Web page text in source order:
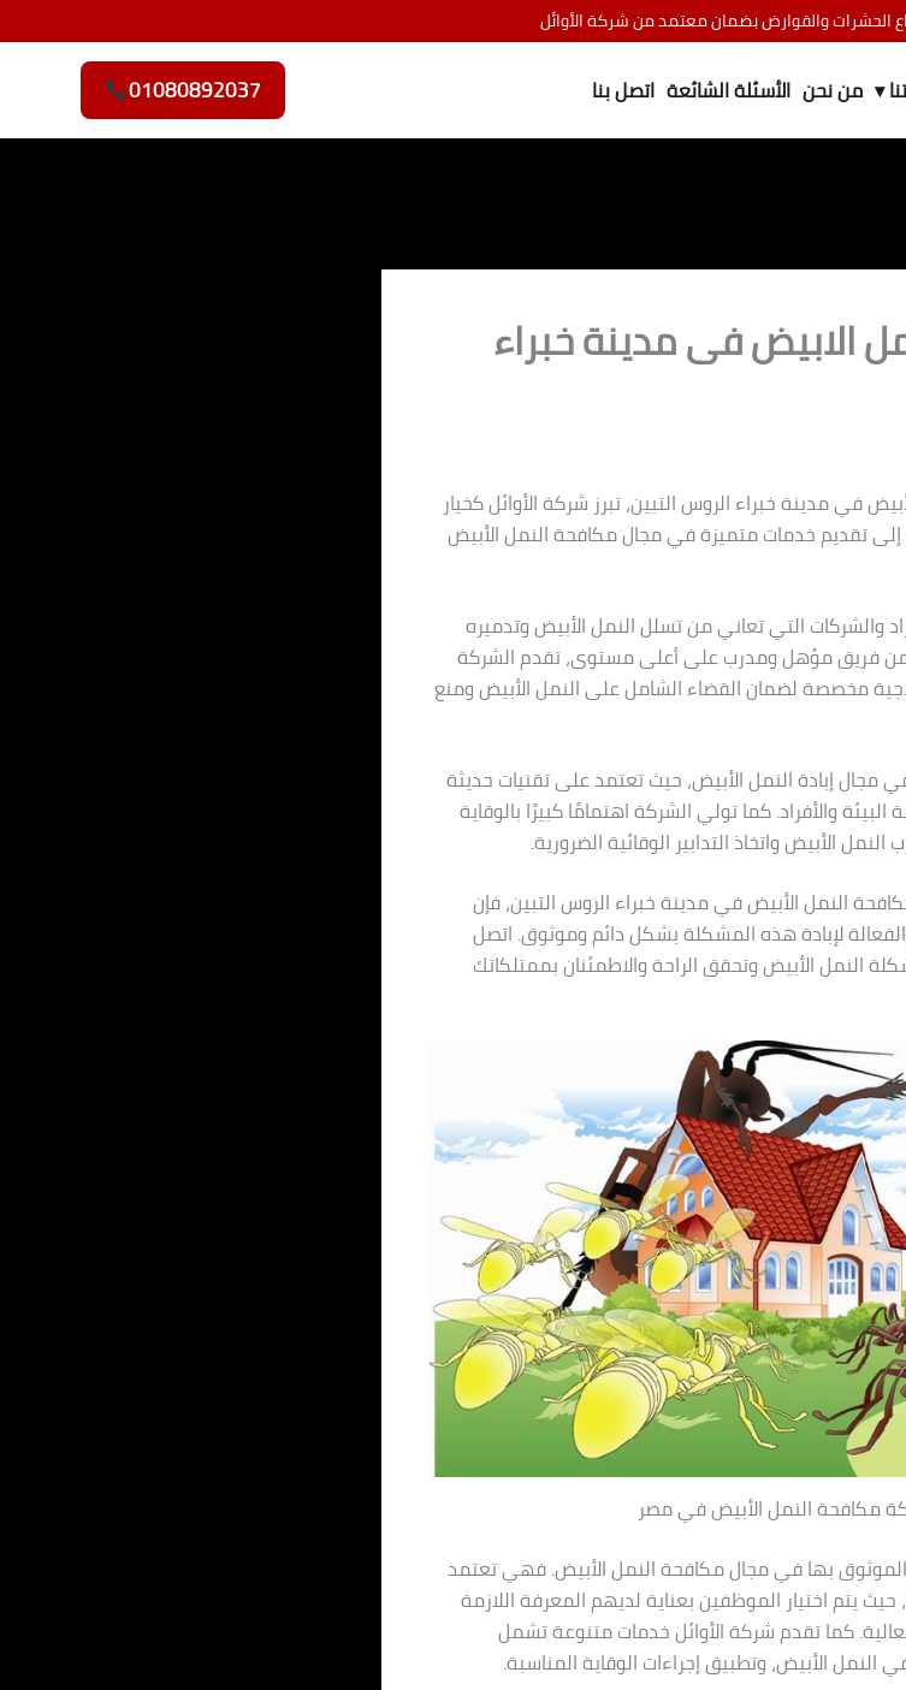
الحشرات والقوارض بضمان معتمد من شركة الأوائل
▾ من نحن الأسئلة الشائعة اتصل بنا 01080892037
الابيض فى مدينة خبراء
في مدينة خبراء الروس التبين، تبرز شركة الأوائل كخيار
تقديم خدمات متميزة في مجال مكافحة النمل الأبيض
والشركات التي تعاني من تسلل النمل الأبيض وتدميره
من فريق مؤهل ومدرب على أعلى مستوى، تقدم الشركة
مخصصة لضمان القضاء الشامل على النمل الأبيض ومنع
في مجال إبادة النمل الأبيض، حيث تعتمد على تقنيات حديثة
والأفراد. كما تولي الشركة اهتمامًا كبيرًا بالوقاية
الأبيض واتخاذ التدابير الوقائية الضرورية.
النمل الأبيض في مدينة خبراء الروس التبين، فإن
لإبادة هذه المشكلة بشكل دائم وموثوق. اتصل
النمل الأبيض وتحقق الراحة والاطمئنان بممتلكاتك
مكافحة النمل الأبيض في مصر
الموثوق بها في مجال مكافحة النمل الأبيض. فهي تعتمد
يتم اختيار الموظفين بعناية لديهم المعرفة اللازمة
كما تقدم شركة الأوائل خدمات متنوعة تشمل
الأبيض، وتطبيق إجراءات الوقاية المناسبة.